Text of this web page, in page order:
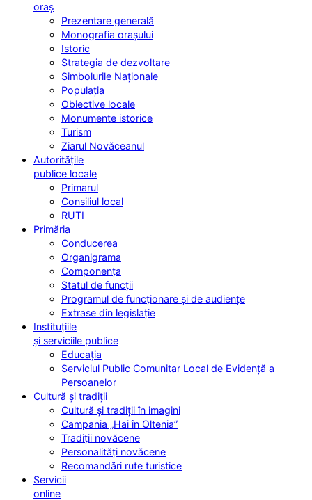
oraș
Prezentare generală
Monografia orașului
Istoric
Strategia de dezvoltare
Simbolurile Naționale
Populația
Obiective locale
Monumente istorice
Turism
Ziarul Novăceanul
Autoritățile
publice locale
Primarul
Consiliul local
RUTI
Primăria
Conducerea
Organigrama
Componența
Statul de funcții
Programul de funcționare și de audiențe
Extrase din legislație
Instituțiile
și serviciile publice
Educația
Serviciul Public Comunitar Local de Evidență a
Persoanelor
Cultură și tradiții
Cultură și tradiții în imagini
Campania „Hai în Oltenia”
Tradiții novăcene
Personalități novăcene
Recomandări rute turistice
Servicii
online